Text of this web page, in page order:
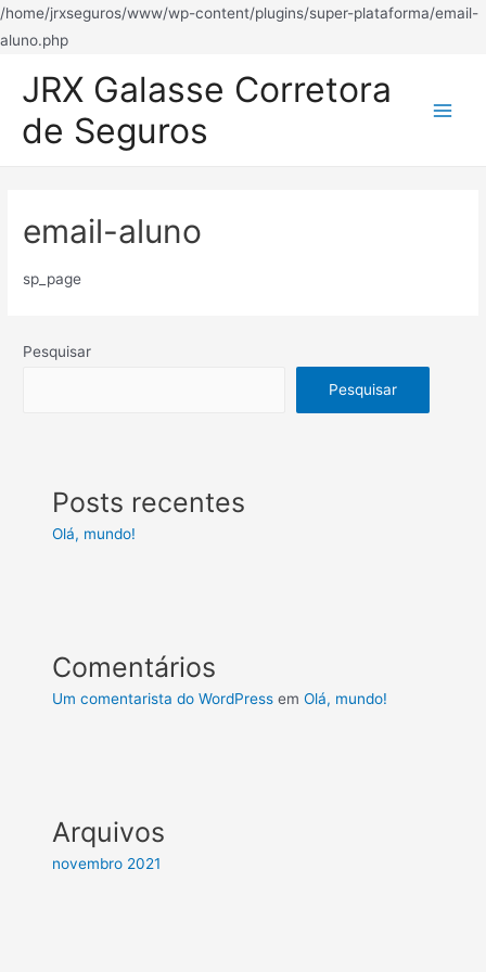
/home/jrxseguros/www/wp-content/plugins/super-plataforma/email-
aluno.phpIr
o
conteúdo
JRX Galasse Corretora
de Seguros
email-aluno
sp_page
Pesquisar
Pesquisar
Posts recentes
Olá, mundo!
Comentários
Um comentarista do WordPress emOlá, mundo!
Arquivos
novembro 2021